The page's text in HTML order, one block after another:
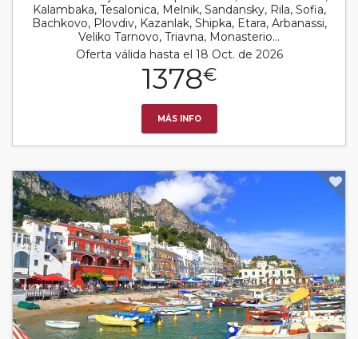
Kalambaka, Tesalonica, Melnik, Sandansky, Rila, Sofia,
Bachkovo, Plovdiv, Kazanlak, Shipka, Etara, Arbanassi,
Veliko Tarnovo, Triavna, Monasterio...
Oferta válida hasta el 18 Oct. de 2026
1378€
MÁS INFO